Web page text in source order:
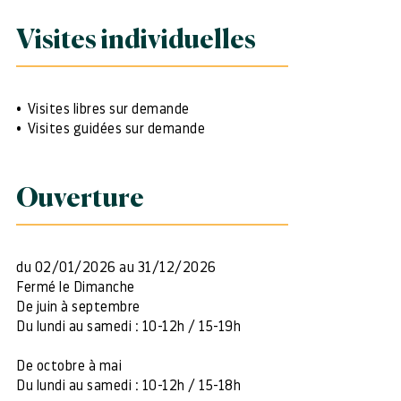
Visites individuelles
Visites libres sur demande
Visites guidées sur demande
Ouverture
du 02/01/2026 au 31/12/2026
Fermé le Dimanche
De juin à septembre
Du lundi au samedi : 10-12h / 15-19h
De octobre à mai
Du lundi au samedi : 10-12h / 15-18h